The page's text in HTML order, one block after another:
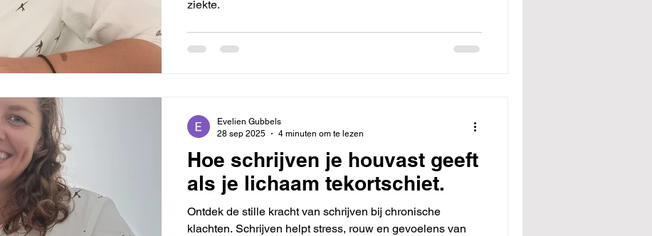
ziekte.
Hoe schrijven je houvast geeft
als je lichaam tekortschiet.
Ontdek de stille kracht van schrijven bij chronische
klachten. Schrijven helpt stress, rouw en gevoelens van
Evelien Gubbels
28 sep 2025
4 minuten om te lezen